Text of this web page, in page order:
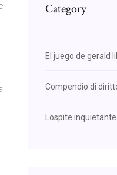
Category
El juego de gerald
Compendio di
Lospite inquietante